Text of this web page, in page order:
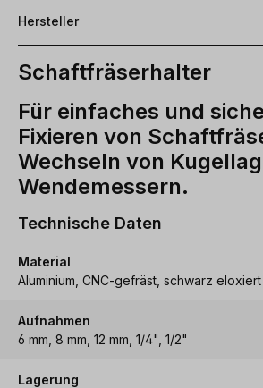
Hersteller
Schaftfräserhalter
Für einfaches und
Fixieren von
Wechseln von
Wendemessern.
Technische Daten
Material
Aluminium, CNC-gefräst, schwarz eloxiert
Aufnahmen
6 mm, 8 mm, 12 mm, 1/4", 1/2"
Lagerung